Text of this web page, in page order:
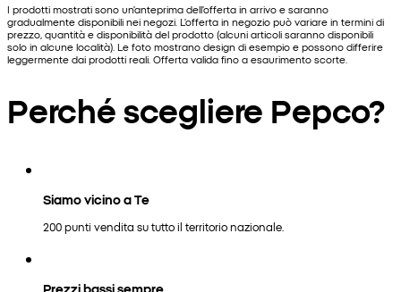
I prodotti mostrati sono un'anteprima dell'offerta in arrivo e saranno
gradualmente disponibili nei negozi. L'offerta in negozio può variare in termini di
prezzo, quantità e disponibilità del prodotto (alcuni articoli saranno disponibili
solo in alcune località). Le foto mostrano design di esempio e possono differire
leggermente dai prodotti reali. Offerta valida fino a esaurimento scorte.
Perché scegliere Pepco?
Siamo vicino a Te
200 punti vendita su tutto il territorio nazionale.
Prezzi bassi sempre